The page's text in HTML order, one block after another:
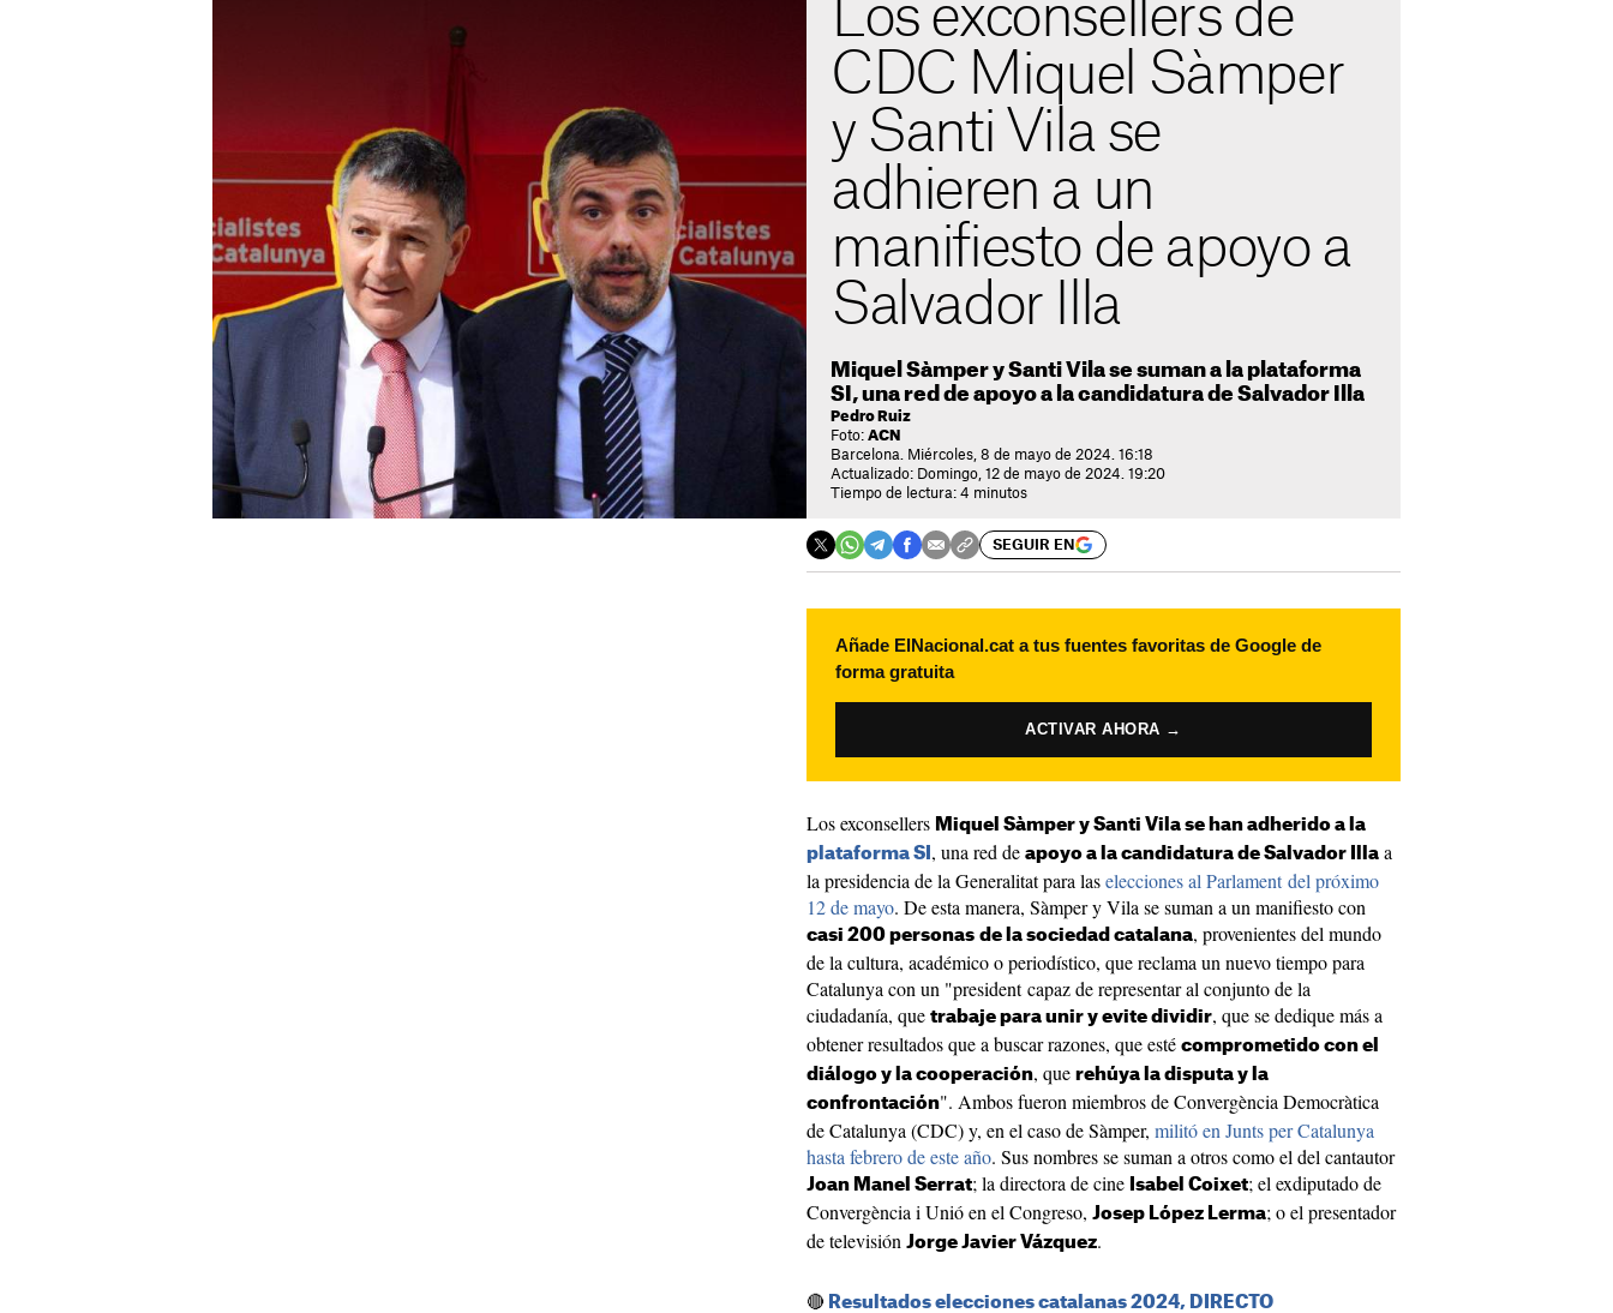
Los exconsellers de
CDC Miquel Sàmper
y Santi Vila se
adhieren a un
manifiesto de apoyo a
Salvador Illa
Miquel Sàmper y Santi Vila se suman a la plataforma
SI, una red de apoyo a la candidatura de Salvador Illa
Pedro Ruiz
Foto: ACN
Barcelona. Miércoles, 8 de mayo de 2024. 16:18
Actualizado: Domingo, 12 de mayo de 2024. 19:20
Tiempo de lectura: 4 minutos
SEGUIR EN
Añade ElNacional.cat a tus fuentes favoritas de Google de
forma gratuita
ACTIVAR AHORA →
Los exconsellers Miquel Sàmper y Santi Vila se han adherido a la
plataforma SI , una red de apoyo a la candidatura de Salvador Illa a
la presidencia de la Generalitat para laselecciones al Parlament del próximo
12 de mayo. De esta manera, Sàmper y Vila se suman a un manifiesto con
casi 200 personas de la sociedad catalana, provenientes del mundo
de la cultura, académico o periodístico, que reclama un nuevo tiempo para
Catalunya con un "president capaz de representar al conjunto de la
ciudadanía, que trabaje para unir y evite dividir, que se dedique más a
obtener resultados que a buscar razones, que esté comprometido con el
diálogo y la cooperación, que rehúya la disputa y la
confrontación". Ambos fueron miembros de Convergència Democràtica
de Catalunya (CDC) y, en el caso de Sàmper, militó en Junts per Catalunya
hasta febrero de este año. Sus nombres se suman a otros como el del cantautor
Joan Manel Serrat; la directora de cine Isabel Coixet; el exdiputado de
Convergència i Unió en el Congreso, Josep López Lerma; o el presentador
de televisión Jorge Javier Vázquez.
🔴 Resultados elecciones catalanas 2024, DIRECTO